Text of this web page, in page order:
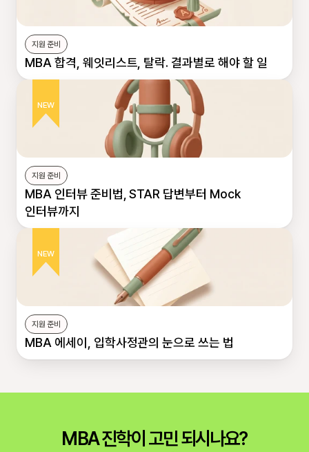
지원 준비
MBA 합격, 웨잇리스트, 탈락. 결과별로 해야 할 일
NEW
지원 준비
MBA 인터뷰 준비법, STAR 답변부터 Mock
인터뷰까지
NEW
지원 준비
MBA 에세이, 입학사정관의 눈으로 쓰는 법
MBA 진학이 고민 되시나요?